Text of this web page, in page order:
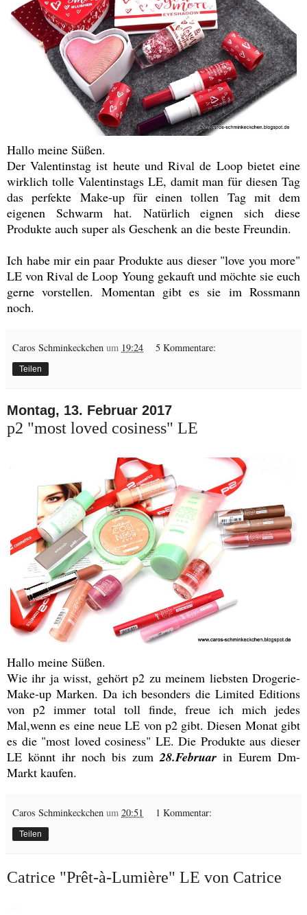
Hallo meine Süßen.
Der Valentinstagist heuteund Rival de Loop bietet eine
wirklich tolle Valentinstags LE, damit man für diesen Tag
das perfekte Make-up für einen tollen Tag mit dem
eigenen Schwarm hat. Natürlich eignen sich diese
Produkte auch super als Geschenk an die beste Freundin.
Ich habe mir ein paar Produkte aus dieser "love you more"
LE von Rival de Loop Young gekauft und möchte sie euch
gerne vorstellen. Momentan gibt es sie im Rossmann
noch.
Caros Schminkeckchen um 19:24 5 Kommentare:
Teilen
Montag, 13. Februar 2017
p2 "most loved cosiness" LE
Hallo meine Süßen.
Wie ihr ja wisst, gehört p2 zu meinem liebsten Drogerie-
Make-up Marken. Da ich besonders die Limited Editions
von p2 immer total toll finde, freue ich mich jedes
Mal,wenn es eine neue LE von p2 gibt. Diesen Monat gibt
es die "most loved cosiness" LE. Die Produkte aus dieser
LE könnt ihr noch bis zum28.Februar in Eurem Dm-
Markt kaufen.
Caros Schminkeckchen um 20:51 1 Kommentar:
Teilen
Catrice "Prêt-à-Lumière" LE von Catrice